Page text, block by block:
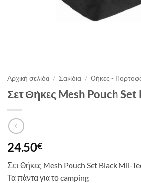
Αρχική σελίδα / Σακίδια / Θήκες -
Σετ Θήκες Mesh Pouch Set
24.50€
Σετ Θήκες Mesh Pouch Set Black Mil-
Τα πάντα για το camping